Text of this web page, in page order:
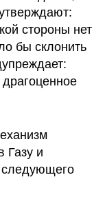
стороны нет
бы склонить
драгоценное
Газу и
следующего